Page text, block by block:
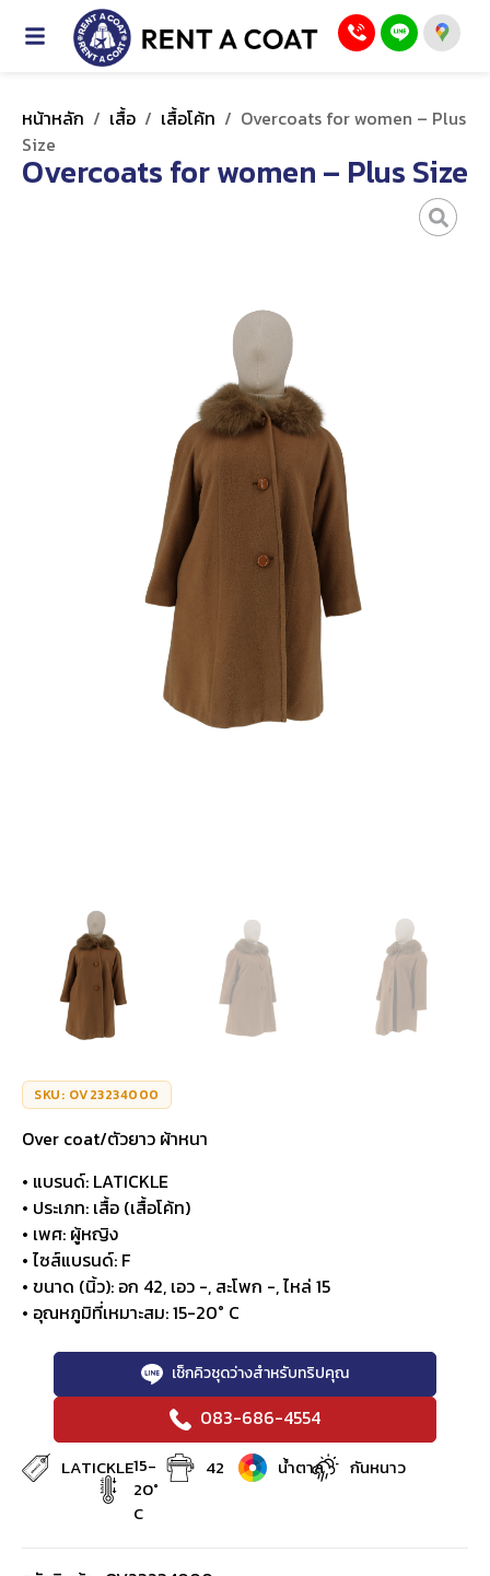
หน้าหลัก / เสื้อ / เสื้อโค้ท / Overcoats for women – Plus
Size
Overcoats for women – Plus Size
SKU: OV23234000
Over coat/ตัวยาว ผ้าหนา
• แบรนด์: LATICKLE
• ประเภท: เสื้อ (เสื้อโค้ท)
• เพศ: ผู้หญิง
• ไซส์แบรนด์: F
• ขนาด (นิ้ว): อก 42, เอว -, สะโพก -, ไหล่ 15
• อุณหภูมิที่เหมาะสม: 15-20° C
เช็กคิวชุดว่างสำหรับทริปคุณ
083-686-4554
LATICKLE15-
20°
C
42 น้ำตาล กันหนาว